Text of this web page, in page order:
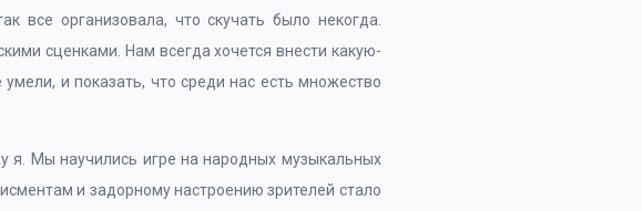
все организовала, что скучать было некогда.
сценками. Нам всегда хочется внести какую-
и показать, что среди нас есть множество
я. Мы научились игре на народных музыкальных
и задорному настроению зрителей стало